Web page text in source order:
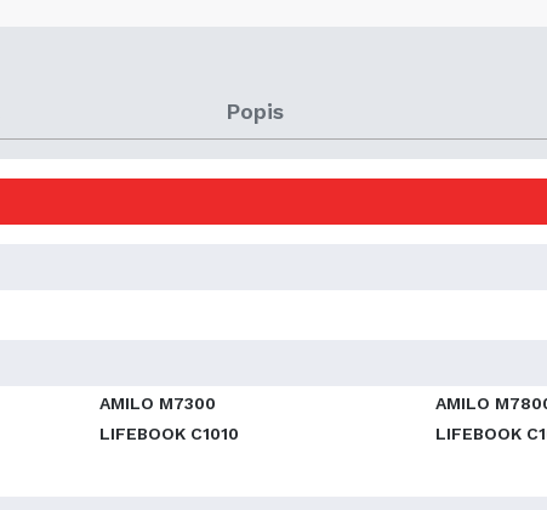
Popis
AMILO M7300
AMILO
LIFEBOOK C1010
LIFEBOOK